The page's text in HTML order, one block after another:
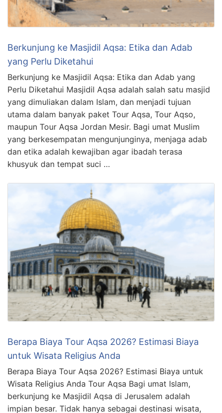
Berkunjung ke Masjidil Aqsa: Etika dan Adab
yang Perlu Diketahui
Berkunjung ke Masjidil Aqsa: Etika dan Adab yang
Perlu Diketahui Masjidil Aqsa adalah salah satu masjid
yang dimuliakan dalam Islam, dan menjadi tujuan
utama dalam banyak paket Tour Aqsa, Tour Aqso,
maupun Tour Aqsa Jordan Mesir. Bagi umat Muslim
yang berkesempatan mengunjunginya, menjaga adab
dan etika adalah kewajiban agar ibadah terasa
khusyuk dan tempat suci …
Berapa Biaya Tour Aqsa 2026? Estimasi Biaya
untuk Wisata Religius Anda
Berapa Biaya Tour Aqsa 2026? Estimasi Biaya untuk
Wisata Religius Anda Tour Aqsa Bagi umat Islam,
berkunjung ke Masjidil Aqsa di Jerusalem adalah
impian besar. Tidak hanya sebagai destinasi wisata,